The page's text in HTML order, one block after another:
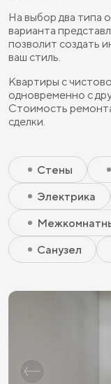
На выбор два типа
варианта
позволит создать
ваш стиль.
Квартиры с
одновременно с
Стоимость
сделки.
Скрытый элемент
Скрытый элемент
Скрытый элемент
Стены
Электрика
Санузел